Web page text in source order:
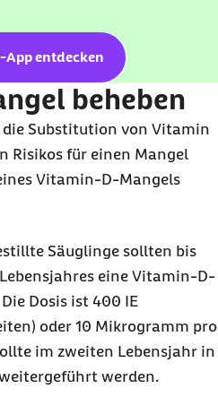
App entdecken
beheben
die Substitution von Vitamin
Risikos für einen Mangel
Vitamin-D-Mangels
Säuglinge sollten bis
eine Vitamin-D-
Dosis ist 400 IE
oder 10 Mikrogramm pro
im zweiten Lebensjahr in
werden.